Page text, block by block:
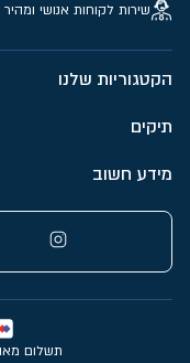
שירות לקוחות אנושי ומהיר
הקטגוריות שלנו
תיקים
מידע חשוב
תשלום